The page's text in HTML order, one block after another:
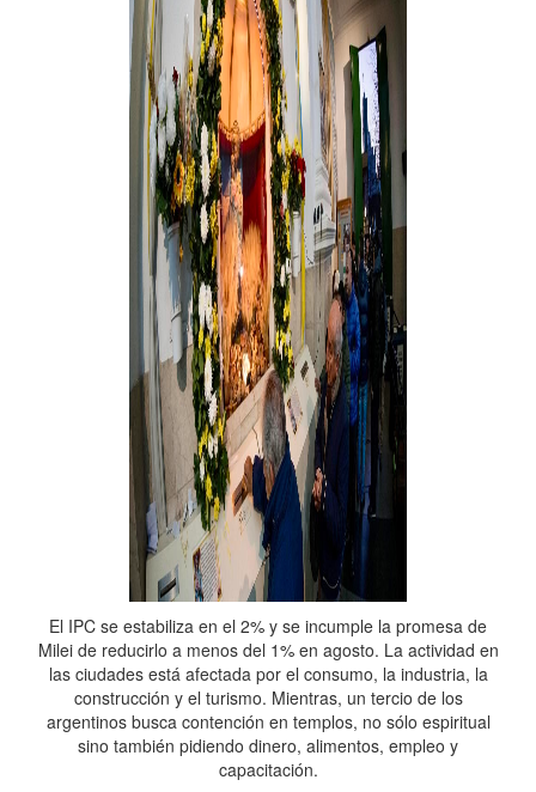
El IPC se estabiliza en el 2% y se incumple la promesa de
Milei de reducirlo a menos del 1% en agosto. La actividad en
las ciudades está afectada por el consumo, la industria, la
construcción y el turismo. Mientras, un tercio de los
argentinos busca contención en templos, no sólo espiritual
sino también pidiendo dinero, alimentos, empleo y
capacitación.